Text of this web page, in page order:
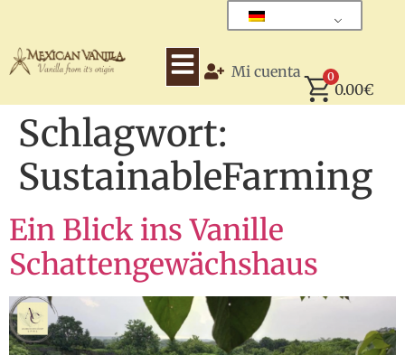
Mi cuenta 0
0.00€
Schlagwort:
SustainableFarming
Ein Blick ins Vanille
Schattengewächshaus